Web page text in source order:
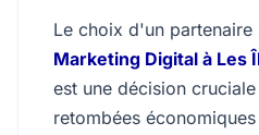
Le choix d'un
Marketing Digital à Les
est une décision
retombées